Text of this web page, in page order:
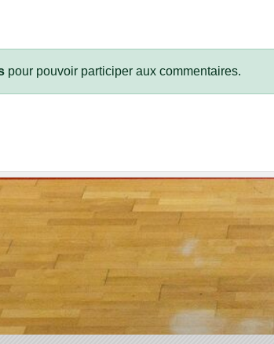
pour pouvoir participer aux commentaires.